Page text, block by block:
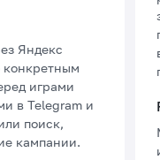
Яндекс
конкретным
играми
в Telegram и
поиск,
кампании.